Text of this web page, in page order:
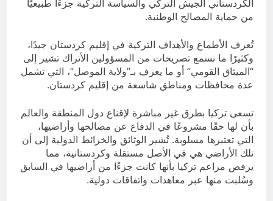
الكردستاني الجيش التركي والسياسة التركية جزءًا طبيعيًا
من حماية المصالح الوطنية.
تُعرف الأطماع والأهداف التركية في إقليم كردستان جيدًا،
وكثيرًا ما نسمع تصريحات من المسؤولين الأتراك تشير إلى
“الميثاق القومي” أو ما يعرف بـ”ولاية الموصل”، التي تشمل
عدة محافظات ومناطق شاسعة من إقليم كردستان.
تسعى تركيا بطرق غير مباشرة لإقناع دول المنطقة والعالم
بأن لها حقًا مشروعًا في الدفاع عن مصالحها وأراضيها،
التي تعتبرها مسلوبة. تُشير الوثائق والخرائط الدولية إلى أن
تلك الأراضي هي في الأصل مستقلة وكردستانية، مما
يرفض مزاعم تركيا بأنها كانت جزءًا من أراضيها في السابق
وسُلبت منها عبر معاهدات واتفاقات دولية.